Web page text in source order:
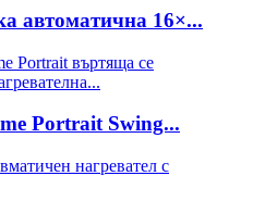
автоматична 16×...
Portrait Swing...